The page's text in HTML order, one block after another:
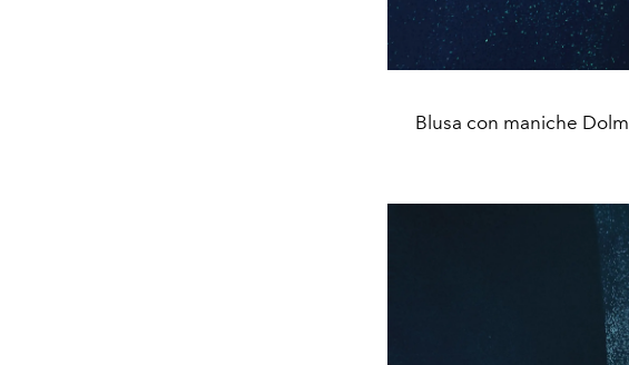
Blusa con maniche